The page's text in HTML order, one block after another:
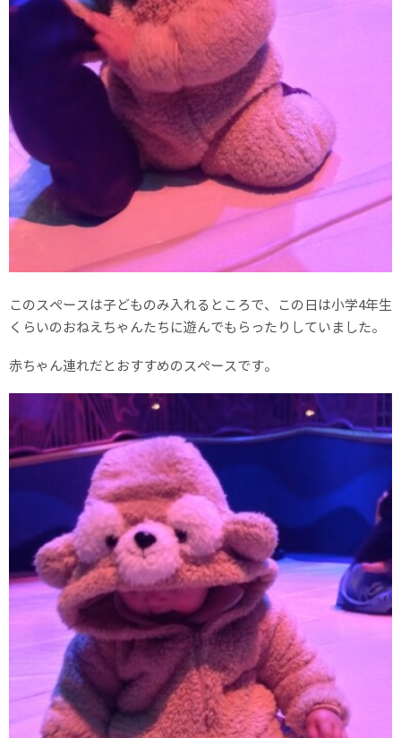
このスペースは子どものみ入れるところで、この日は小学4年生
くらいのおねえちゃんたちに遊んでもらったりしていました。
赤ちゃん連れだとおすすめのスペースです。